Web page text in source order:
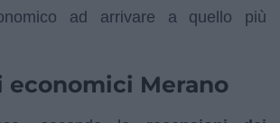
ad arrivare a quello più
economici Merano